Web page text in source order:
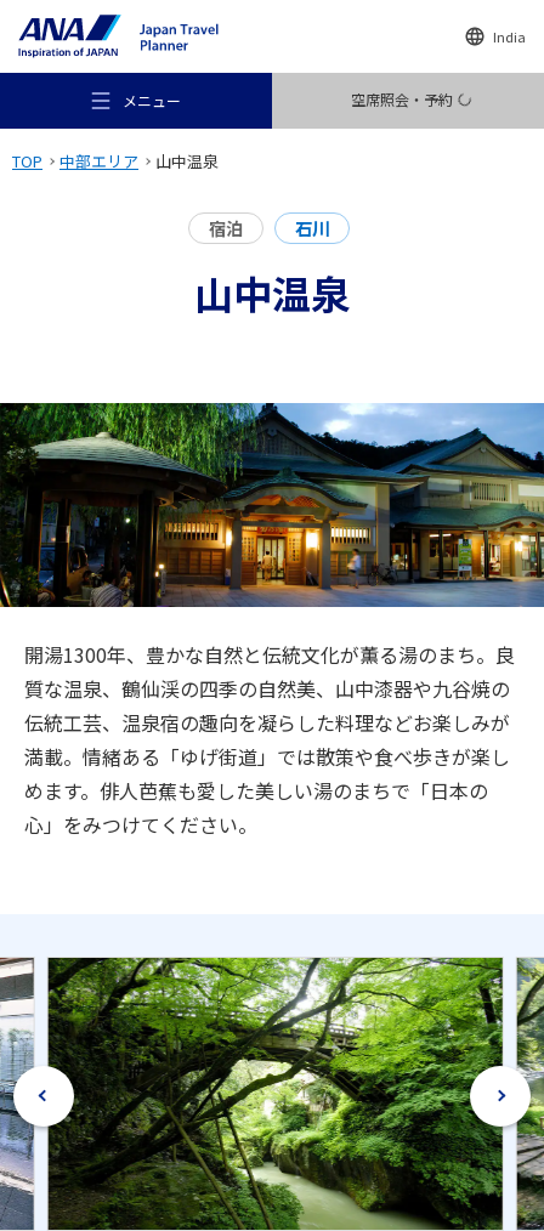
India
メニュー 空席照会・予約
行き先
旅のお役立ち情報
閉じる
TOP 中部エリア 山中温泉
宿泊 石川
山中温泉
開湯1300年、豊かな自然と伝統文化が薫る湯のまち。良
質な温泉、鶴仙渓の四季の自然美、山中漆器や九谷焼の
伝統工芸、温泉宿の趣向を凝らした料理などお楽しみが
満載。情緒ある「ゆげ街道」では散策や食べ歩きが楽し
めます。俳人芭蕉も愛した美しい湯のまちで「日本の
心」をみつけてください。